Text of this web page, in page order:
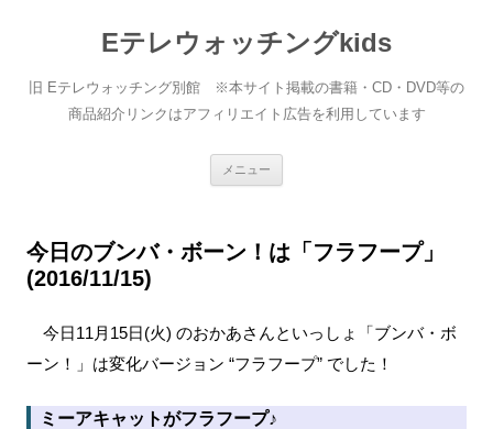
Eテレウォッチングkids
旧 Eテレウォッチング別館 ※本サイト掲載の書籍・CD・DVD等の
商品紹介リンクはアフィリエイト広告を利用しています
メニュー
へ
ス
今日のブンバ・ボーン！は「フラフープ」
(2016/11/15)
今日11月15日(火) のおかあさんといっしょ「ブンバ・ボ
ーン！」は変化バージョン “フラフープ” でした！
ミーアキャットがフラフープ♪